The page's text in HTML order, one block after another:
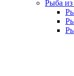
Рыба